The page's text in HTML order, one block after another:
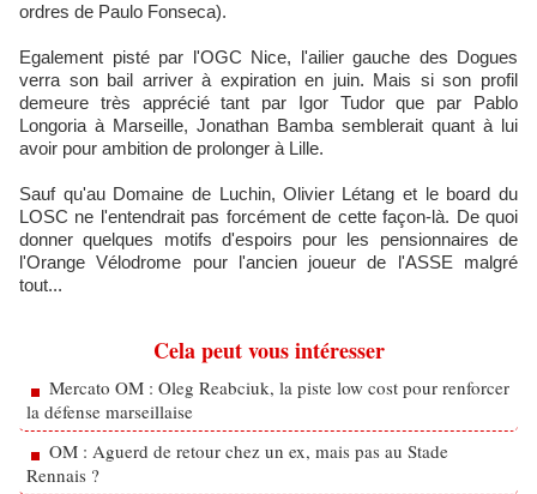
ordres de Paulo Fonseca).
Egalement pisté par l'OGC Nice, l'ailier gauche des Dogues
verra son bail arriver à expiration en juin. Mais si son profil
demeure très apprécié tant par Igor Tudor que par Pablo
Longoria à Marseille, Jonathan Bamba semblerait quant à lui
avoir pour ambition de prolonger à Lille.
Sauf qu'au Domaine de Luchin, Olivier Létang et le board du
LOSC ne l'entendrait pas forcément de cette façon-là. De quoi
donner quelques motifs d'espoirs pour les pensionnaires de
l'Orange Vélodrome pour l'ancien joueur de l'ASSE malgré
tout...
Cela peut vous intéresser
Mercato OM : Oleg Reabciuk, la piste low cost pour renforcer
la défense marseillaise
OM : Aguerd de retour chez un ex, mais pas au Stade
Rennais ?